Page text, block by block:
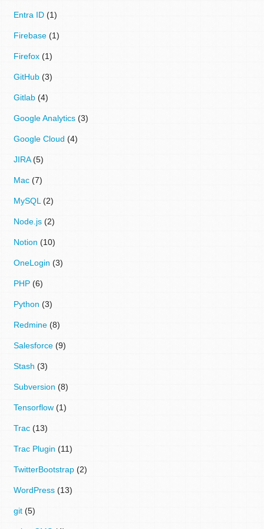
Entra ID (1)
Firebase (1)
Firefox (1)
GitHub (3)
Gitlab (4)
Google Analytics (3)
Google Cloud (4)
JIRA(5)
Mac (7)
MySQL (2)
Node.js (2)
Notion (10)
OneLogin (3)
PHP (6)
Python (3)
Redmine (8)
Salesforce (9)
Stash (3)
Subversion (8)
Tensorflow (1)
Trac (13)
Trac Plugin (11)
TwitterBootstrap (2)
WordPress (13)
git (5)